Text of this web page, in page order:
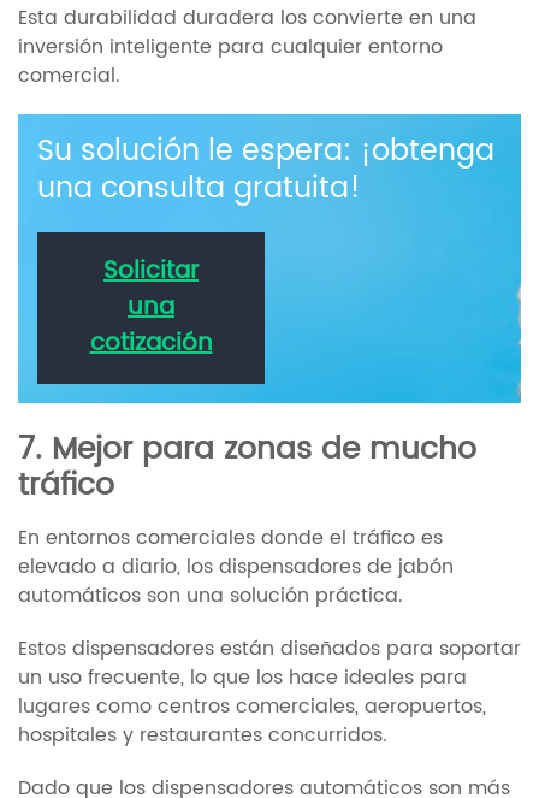
Esta durabilidad duradera los convierte en una
inversión inteligente para cualquier entorno
comercial.
Su solución le espera: ¡obtenga
una consulta gratuita!
Solicitar
una
cotización
7. Mejor para zonas de mucho
tráfico
En entornos comerciales donde el tráfico es
elevado a diario, los dispensadores de jabón
automáticos son una solución práctica.
Estos dispensadores están diseñados para soportar
un uso frecuente, lo que los hace ideales para
lugares como centros comerciales, aeropuertos,
hospitales y restaurantes concurridos.
Dado que los dispensadores automáticos son más